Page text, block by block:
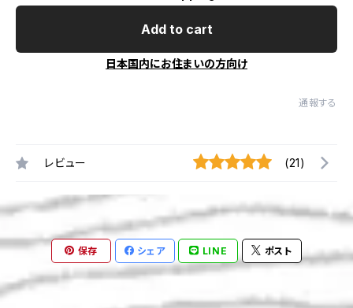
Add to cart
日本国内にお住まいの方向け
通報する
レビュー (21)
保存 シェア LINE ポスト